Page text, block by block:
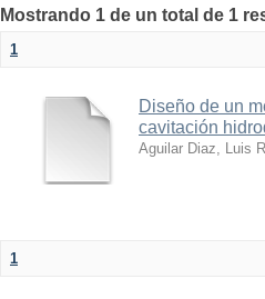
Mostrando 1 de un total de 1
1
Diseño de un
cavitación
Aguilar Diaz, Luis
1